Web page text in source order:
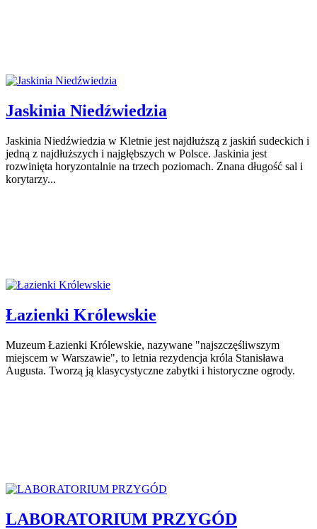
Jaskinia Niedźwiedzia
Jaskinia Niedźwiedzia w Kletnie jest najdłuższą z jaskiń sudeckich i
jedną z najdłuższych i najgłębszych w Polsce. Jaskinia jest
rozwinięta horyzontalnie na trzech poziomach. Znana długość sal i
korytarzy...
Łazienki Królewskie
Muzeum Łazienki Królewskie, nazywane "najszczęśliwszym
miejscem w Warszawie", to letnia rezydencja króla Stanisława
Augusta. Tworzą ją klasycystyczne zabytki i historyczne ogrody.
LABORATORIUM PRZYGÓD